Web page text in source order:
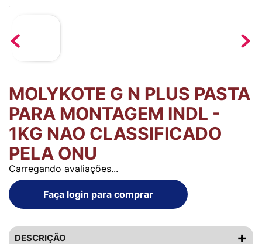
MOLYKOTE G N PLUS PASTA
PARA MONTAGEM INDL -
1KG NAO CLASSIFICADO
PELA ONU
Carregando avaliações...
Faça login para comprar
DESCRIÇÃO